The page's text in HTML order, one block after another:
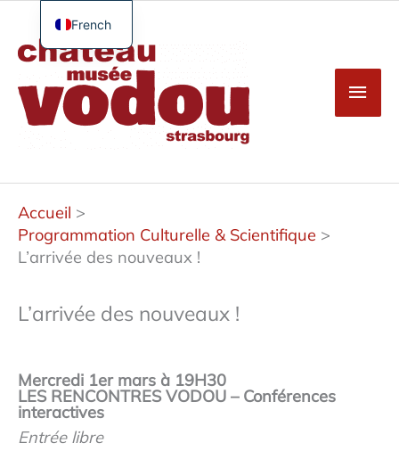
Aller
contenu
Accueil
Programmation Culturelle & Scientifique
L’arrivée des nouveaux !
L’arrivée des nouveaux !
Mercredi 1er mars à 19H30
LES RENCONTRES VODOU – Conférences
interactives
Entrée libre
French
English
German
Spanish